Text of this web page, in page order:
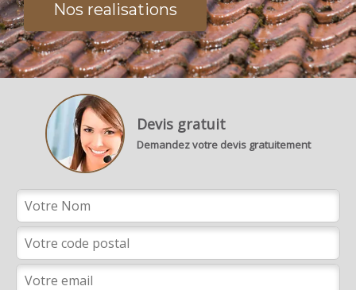
Nos realisations
Devis gratuit
Demandez votre devis gratuitement